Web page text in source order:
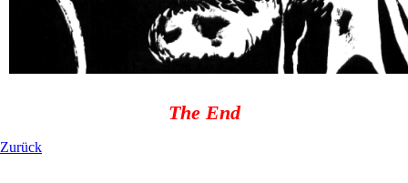
The End
Zurück